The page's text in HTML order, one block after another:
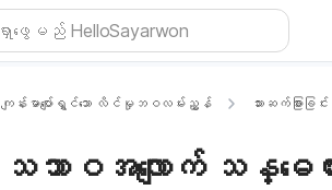
ကျန်းမာပျော်ရွှင်သော လိင်မှုဘဝလမ်းညွှန် သားဆက်ခြားခြင်း
သဘာဝအလျောက် သန္ဓေတာ